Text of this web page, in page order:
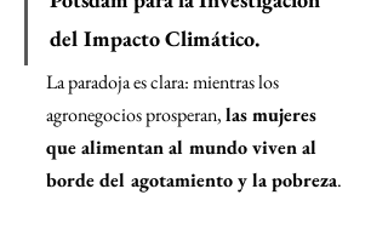
del Impacto Climático.
La paradoja es clara: mientras los
agronegocios prosperan, las mujeres
que alimentan al mundo viven al
borde del agotamiento y la pobreza.